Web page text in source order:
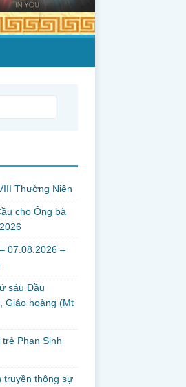
Thường Niên
cho Ông bà
07.08.2026 –
sáu Đầu
Giáo hoàng (Mt
Phan Sinh
truyền thông sự